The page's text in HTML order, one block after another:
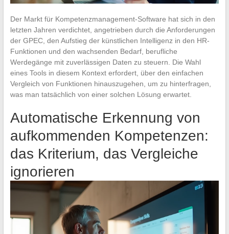
Der Markt für Kompetenzmanagement-Software hat sich in den
letzten Jahren verdichtet, angetrieben durch die Anforderungen
der GPEC, den Aufstieg der künstlichen Intelligenz in den HR-
Funktionen und den wachsenden Bedarf, berufliche
Werdegänge mit zuverlässigen Daten zu steuern. Die Wahl
eines Tools in diesem Kontext erfordert, über den einfachen
Vergleich von Funktionen hinauszugehen, um zu hinterfragen,
was man tatsächlich von einer solchen Lösung erwartet.
Automatische Erkennung von
aufkommenden Kompetenzen:
das Kriterium, das Vergleiche
ignorieren